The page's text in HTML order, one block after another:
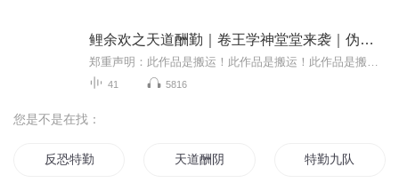
鲤余欢之天道酬勤｜卷王学神堂堂来袭｜伪奇喵宇宙
41 5816
您是不是在找：
反恐特勤 天道酬阴 特勤九队